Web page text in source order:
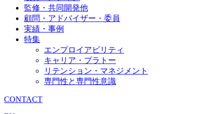
監修・共同開発他
顧問・アドバイザー・委員
実績・事例
特集
エンプロイアビリティ
キャリア・プラトー
リテンション・マネジメント
専門性と専門性意識
CONTACT